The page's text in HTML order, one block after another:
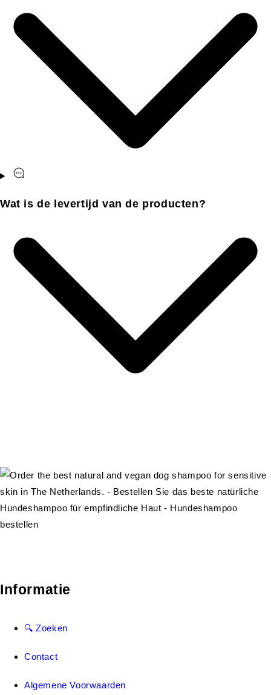
Wat is de levertijd van de producten?
Informatie
🔍 Zoeken
Contact
Algemene Voorwaarden